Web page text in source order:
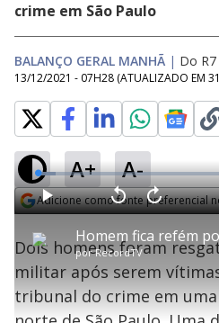
crime em São Paulo
BALANÇO GERAL MANHÃ | Do R7
13/12/2021 - 07H28 (ATUALIZADO EM
A+ A-
Adicione como fonte preferencial
Opens in new window P
l
porRecordTV
P V
t
a
r
0
e
n
A
n
ç
a
1
u
L
o
a
d
e
.
2
%
Dois homens foram
militar após serem
tribunal do crime em